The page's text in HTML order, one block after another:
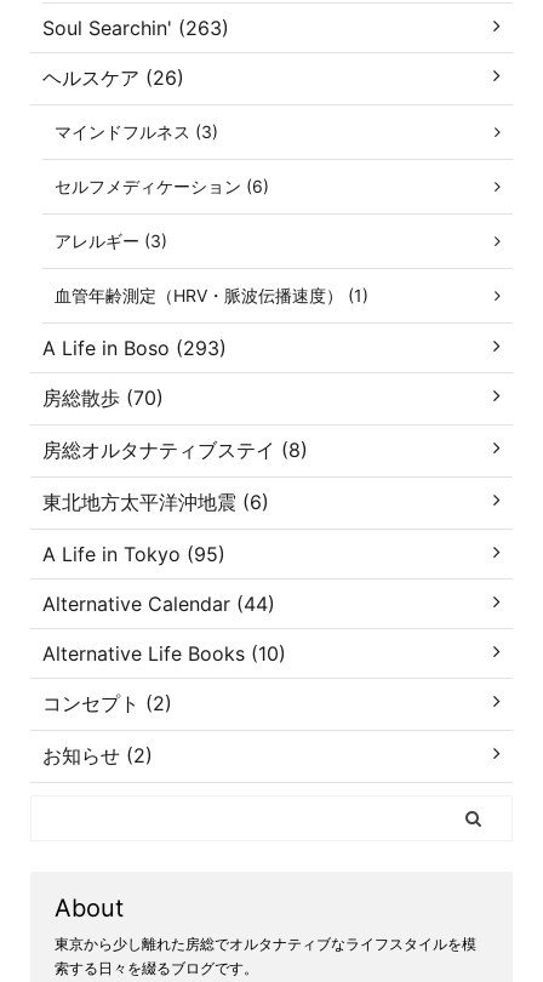
Soul Searchin' (263)
ヘルスケア (26)
マインドフルネス (3)
セルフメディケーション (6)
アレルギー (3)
血管年齢測定（HRV・脈波伝播速度） (1)
A Life in Boso (293)
房総散歩 (70)
房総オルタナティブステイ (8)
東北地方太平洋沖地震 (6)
A Life in Tokyo (95)
Alternative Calendar (44)
Alternative Life Books (10)
コンセプト (2)
お知らせ (2)
About
東京から少し離れた房総でオルタナティブなライフスタイルを模
索する日々を綴るブログです。